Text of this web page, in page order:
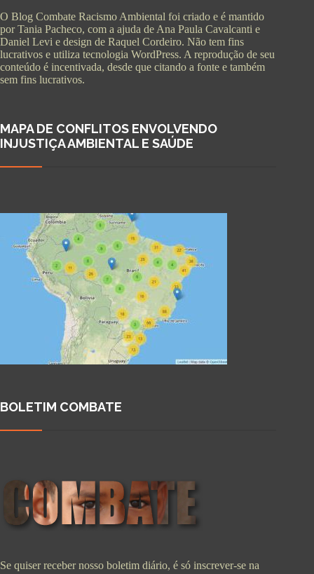
O Blog Combate Racismo Ambiental foi criado e é mantido
por Tania Pacheco, com a ajuda de Ana Paula Cavalcanti e
Daniel Levi e design de Raquel Cordeiro. Não tem fins
lucrativos e utiliza tecnologia WordPress. A reprodução de seu
conteúdo é incentivada, desde que citando a fonte e também
sem fins lucrativos.
MAPA DE CONFLITOS ENVOLVENDO
INJUSTIÇA AMBIENTAL E SAÚDE
BOLETIM COMBATE
Se quiser receber nosso boletim diário, é só inscrever-se na